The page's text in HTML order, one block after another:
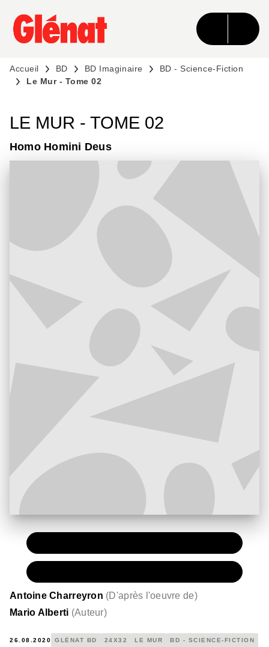
MENU RECHERCHE CONTENU
PIED DE PAGE
Accueil BD BD Imaginaire
BD - Science-Fiction
Le Mur - Tome 02
LE MUR - TOME 02
Homo Homini Deus
Antoine Charreyron (D'après l'oeuvre de)
Mario Alberti (Auteur)
26.08.2020 GLÉNAT BD 24X32 LE MUR BD - SCIENCE-FICTION